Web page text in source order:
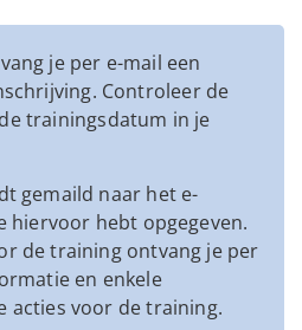
je per e-mail een
Controleer de
trainingsdatum in je
gemaild naar het e-
hiervoor hebt opgegeven.
de training ontvang je per
en enkele
acties voor de training.